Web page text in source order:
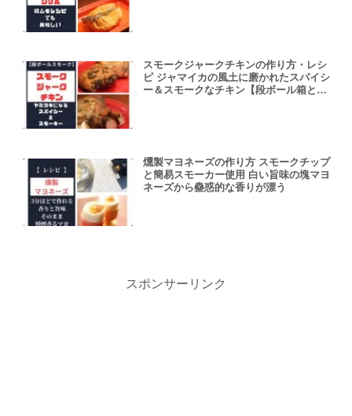
スモークジャークチキンの作り方・レシ
ピ ジャマイカの風土に磨かれたスパイシ
ー＆スモークなチキン【段ボール箱とス
燻製マヨネーズの作り方 スモークチップ
と簡易スモーカー使用 白い旨味の塊マヨ
ネーズから蠱惑的な香りが漂う
スポンサーリンク